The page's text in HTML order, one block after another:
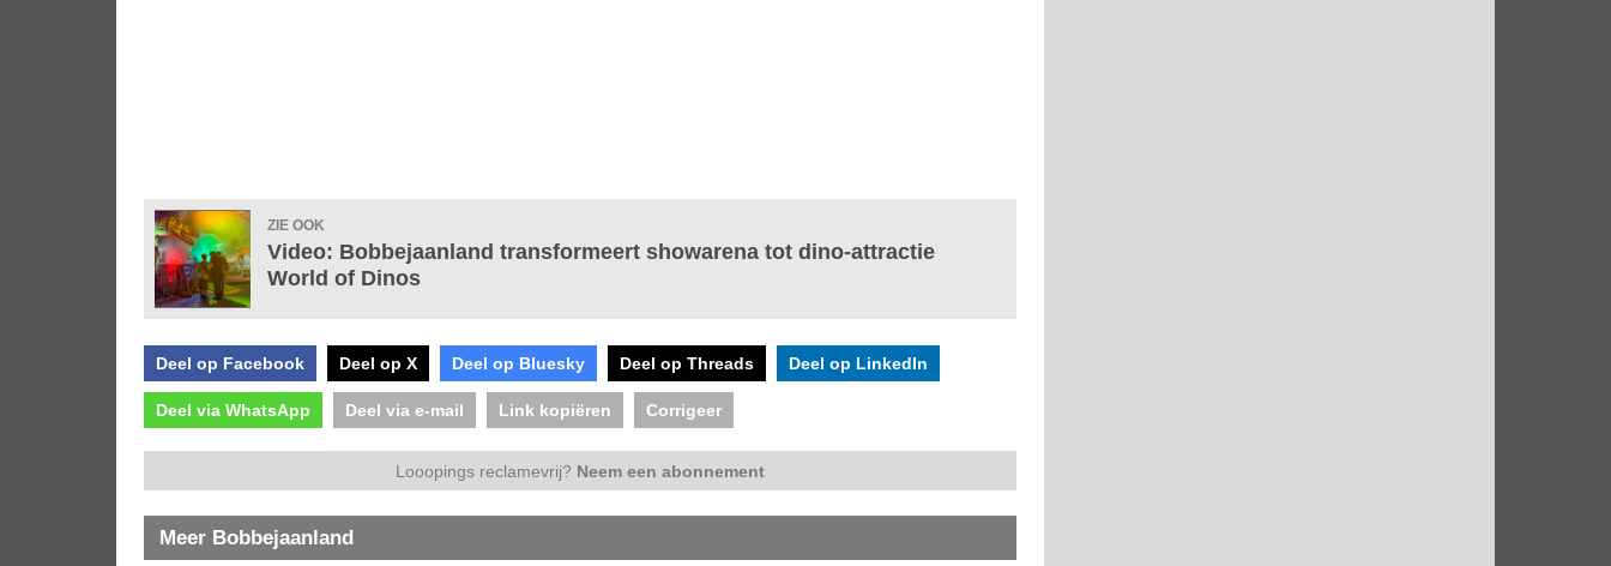
ZIE OOK
Video: Bobbejaanland transformeert showarena tot dino-attractie
World of Dinos
Deel op Facebook Deel op X Deel op Bluesky Deel op Threads Deel op LinkedIn
Deel via WhatsApp Deel via e-mail Link kopiëren Corrigeer
Looopings reclamevrij? Neem een abonnement
Meer Bobbejaanland